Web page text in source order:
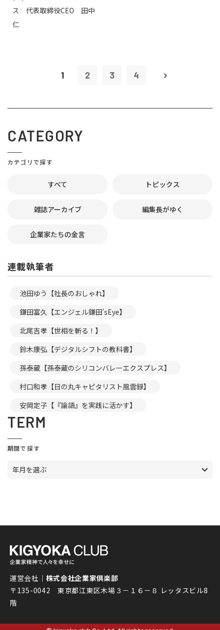
ス 代表取締役CEO 田中
仁
1 2 3 4
CATEGORY
カテゴリで探す
すべて トピックス
雑誌アーカイブ 編集長がゆく
企業家たちの金言
連載執筆者
池田ゆう【社長のおしゃれ】
鎌田富久【エンジェル鎌田’sEye】
北尾吉孝【世相を斬る！】
鈴木康弘【デジタルシフトの教科書】
孫泰蔵【孫泰蔵のシリコンバレーエクスプレス】
村口和孝【日の丸キャピタリスト風雲録】
安岡定子【『論語』を実践に活かす】
TERM
期間で探す
年月を選ぶ
運営会社｜ 株式会社企業家倶楽部
〒135-0042 東京都江東区木場３－１６－８ レッタスビル8
階